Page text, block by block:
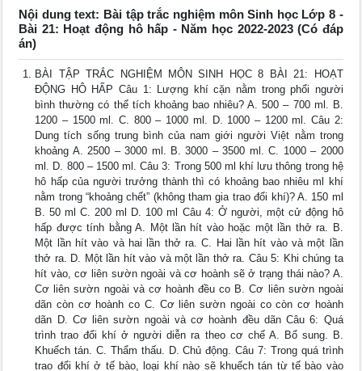
Nội dung text: Bài tập trắc nghiệm môn Sinh học Lớp 8 -
Bài 21: Hoạt động hô hấp - Năm học 2022-2023 (Có đáp
án)
BÀI TẬP TRẮC NGHIỆM MÔN SINH HỌC 8 BÀI 21: HOẠT
ĐỘNG HÔ HẤP Câu 1: Lượng khí cặn nằm trong phổi người
bình thường có thể tích khoảng bao nhiêu? A. 500 – 700 ml. B.
1200 – 1500 ml. C. 800 – 1000 ml. D. 1000 – 1200 ml. Câu 2:
Dung tích sống trung bình của nam giới người Việt nằm trong
khoảng A. 2500 – 3000 ml. B. 3000 – 3500 ml. C. 1000 – 2000
ml. D. 800 – 1500 ml. Câu 3: Trong 500 ml khí lưu thông trong hệ
hô hấp của người trưởng thành thì có khoảng bao nhiêu ml khí
nằm trong “khoảng chết” (không tham gia trao đổi khí)? A. 150 ml
B. 50 ml C. 200 ml D. 100 ml Câu 4: Ở người, một cử động hô
hấp được tính bằng A. Một lần hít vào hoặc một lần thở ra. B.
Một lần hít vào và hai lần thở ra. C. Hai lần hít vào và một lần
thở ra. D. Một lần hít vào và một lần thở ra. Câu 5: Khi chúng ta
hít vào, cơ liên sườn ngoài và cơ hoành sẽ ở trạng thái nào? A.
Cơ liên sườn ngoài và cơ hoành đều co B. Cơ liên sườn ngoài
dãn còn cơ hoành co C. Cơ liên sườn ngoài co còn cơ hoành
dãn D. Cơ liên sườn ngoài và cơ hoành đều dãn Câu 6: Quá
trình trao đổi khí ở người diễn ra theo cơ chế A. Bổ sung. B.
Khuếch tán. C. Thẩm thấu. D. Chủ động. Câu 7: Trong quá trình
trao đổi khí ở tế bào, loại khí nào sẽ khuếch tán từ tế bào vào